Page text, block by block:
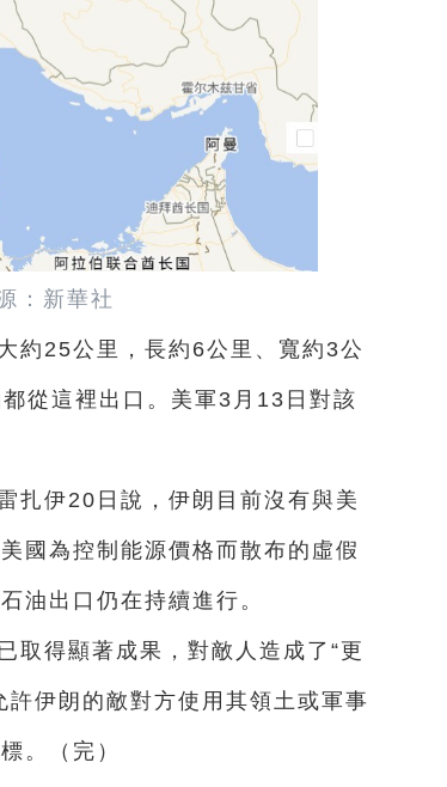
：新華社
約25公里，長約6公里、寬約3公
從這裡出口。美軍3月13日對該
扎伊20日說，伊朗目前沒有與美
國為控制能源價格而散布的虛假
油出口仍在持續進行。
取得顯著成果，對敵人造成了“更
伊朗的敵對方使用其領土或軍事
。（完）